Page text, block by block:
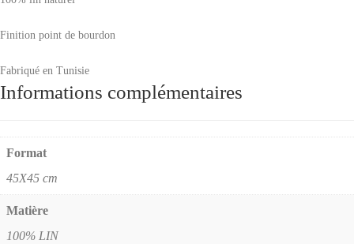
Finition point de bourdon
Fabriqué en Tunisie
Informations complémentaires
Format
45X45 cm
Matière
100% LIN